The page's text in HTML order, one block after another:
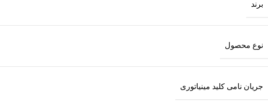
برند
نوع محصول
جریان نامی کلید مینیاتوری